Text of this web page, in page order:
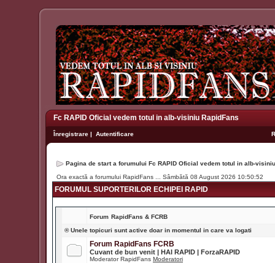
Fc RAPID Oficial vedem totul in alb-visiniu RapidFans
Înregistrare | Autentificare
Pagina de start a forumului Fc RAPID Oficial vedem totul in alb-
Ora exactă a forumului RapidFans ... Sâmbătă 08 August 2026 10:50:52
FORUMUL SUPORTERILOR ECHIPEI RAPID
Forum RapidFans & FCRB
® Unele topicuri sunt active doar in momentul in care va logati
Forum RapidFans FCRB
Cuvant de bun venit | HAI RAPID | ForzaRAPID
Moderator RapidFans Moderatori